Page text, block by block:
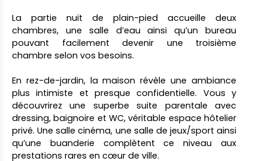
La partie nuit de plain-pied accueille deux
chambres, une salle d’eau ainsi qu’un bureau
pouvant facilement devenir une troisième
chambre selon vos besoins.
En rez-de-jardin, la maison révèle une ambiance
plus intimiste et presque confidentielle. Vous y
découvrirez une superbe suite parentale avec
dressing, baignoire et WC, véritable espace hôtelier
privé. Une salle cinéma, une salle de jeux/sport ainsi
qu’une buanderie complètent ce niveau aux
prestations rares en cœur de ville.